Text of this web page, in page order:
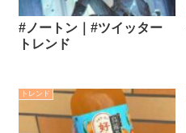
#ノートン｜#ツイッター
トレンド
トレンド